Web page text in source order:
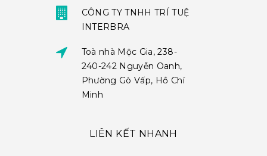
CÔNG TY TNHH TRÍ TUỆ
INTERBRA
Toà nhà Mộc Gia, 238-
240-242 Nguyễn Oanh,
Phường Gò Vấp, Hồ Chí
Minh
LIÊN KẾT NHANH